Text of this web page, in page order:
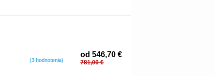
(3 hodnotenia)
od 546,70 €
781,00 €